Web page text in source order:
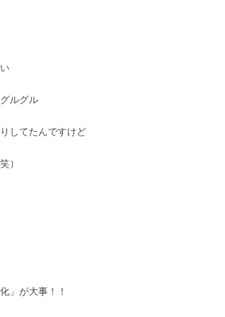
ルグル
してたんですけど
）
」が大事！！